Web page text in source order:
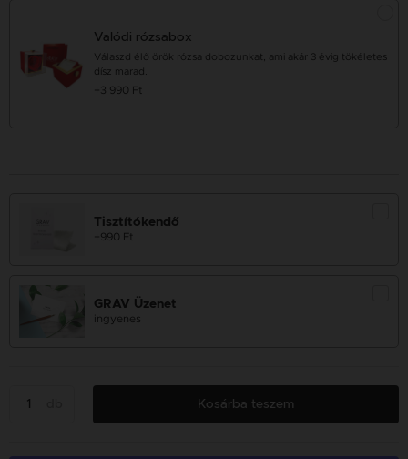
Valódi rózsabox
Válaszd élő örök rózsa dobozunkat, ami akár 3 évig tökéletes
dísz marad.
+3 990 Ft
Tisztítókendő
+990 Ft
GRAV Üzenet
ingyenes
Kosárba teszem